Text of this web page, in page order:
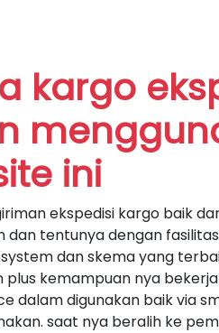
kargo
ini
ekspedisi kargo baik
tentunya dengan
dan skema yang
kemampuan nya
dalam digunakan baik via
saat nya beralih ke